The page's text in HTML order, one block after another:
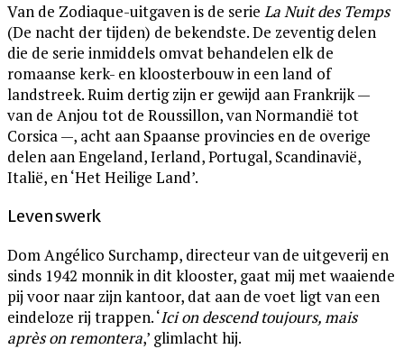
Van de Zodiaque-uitgaven is de serie La Nuit des Temps
(De nacht der tijden) de bekendste. De zeventig delen
die de serie inmiddels omvat behandelen elk de
romaanse kerk- en kloosterbouw in een land of
landstreek. Ruim dertig zijn er gewijd aan Frankrijk —
van de Anjou tot de Roussillon, van Normandië tot
Corsica —, acht aan Spaanse provincies en de overige
delen aan Engeland, Ierland, Portugal, Scandinavië,
Italië, en ‘Het Heilige Land’.
Levenswerk
Dom Angélico Surchamp, directeur van de uitgeverij en
sinds 1942 monnik in dit klooster, gaat mij met waaiende
pij voor naar zijn kantoor, dat aan de voet ligt van een
eindeloze rij trappen. ‘Ici on descend toujours, mais
après on remontera,’ glimlacht hij.